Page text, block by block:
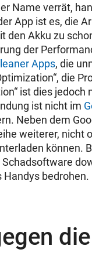
Name verrät,
App ist es, die
den Akku zu
der
Apps, die
die
ist dies jedoch
ist nicht im
Neben dem
weiterer, nicht
können.
Handys bedrohen.